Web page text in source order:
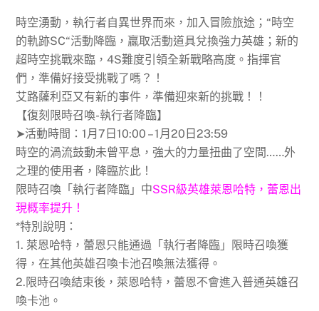
時空湧動，執行者自異世界而來，加入冒險旅途；“時空
的軌跡SC“活動降臨，贏取活動道具兌換強力英雄；新的
超時空挑戰來臨，4S難度引領全新戰略高度。指揮官
們，準備好接受挑戰了嗎？！
艾路薩利亞又有新的事件，準備迎來新的挑戰！！
【復刻限時召喚-執行者降臨】
➤活動時間：1月7日10:00 – 1月20日23:59
時空的渦流鼓動未曾平息，強大的力量扭曲了空間……外
之理的使用者，降臨於此！
限時召喚「執行者降臨」中SSR級英雄萊恩哈特，蕾恩出
現概率提升！
*特別說明：
1. 萊恩哈特，蕾恩只能通過「執行者降臨」限時召喚獲
得，在其他英雄召喚卡池召喚無法獲得。
2.限時召喚結束後，萊恩哈特，蕾恩不會進入普通英雄召
喚卡池。